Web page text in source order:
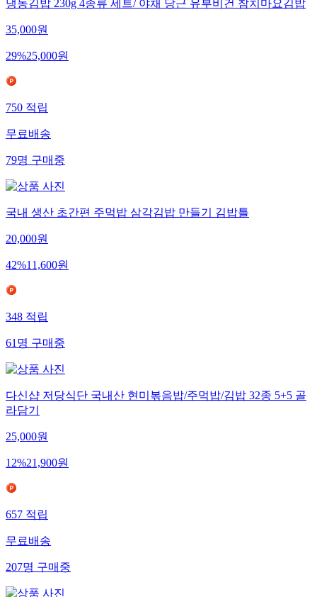
냉동김밥 230g 4종류 세트/ 야채 당근 유부비건 참치마요김밥
35,000원
29%25,000원
750적립
무료배송
79명구매중
국내 생산 초간편 주먹밥 삼각김밥 만들기 김밥틀
20,000원
42%11,600원
348적립
61명구매중
다신샵 저당식단 국내산 현미볶음밥/주먹밥/김밥 32종 5+5 골
라담기
25,000원
12%21,900원
657적립
무료배송
207명구매중